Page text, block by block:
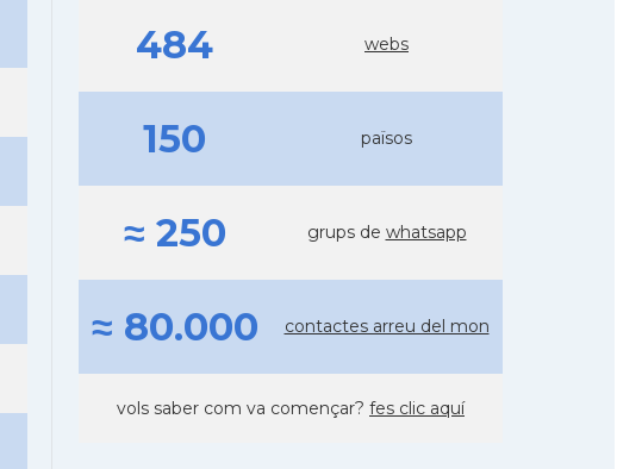
484 webs
150 països
≈ 250 grups de whatsapp
≈ 80.000 contactes arreu del mon
vols saber com va començar? fes clic aquí